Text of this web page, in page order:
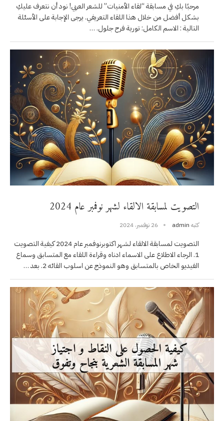
مرحبًا بكِ في مسابقة “لقاء الأمنيات” للشعر العربي! نود أن نتعرف عليكِ
بشكل أفضل من خلال هذا اللقاء التعريفي. يرجى الإجابة على الأسئلة
التالية : الاسم الكامل: تورية فرح جلول. …
التصويت لمسابقة الالقاء لشهر نوفمبر عام 2024
كتبه admin 26 نوفمبر، 2024
التصويت لمسابقة الالقاء لشهر اكتوبرنوفمبر عام 2024 كيفية التصويت
1. الرجاء الاطلاع على الاسماء ادناه وقراءة اللقاء مع المتسابق وسماع
الفيديو الخاص بالمتسابق وهو النموذج عن اسلوب القائه 2. بعد …